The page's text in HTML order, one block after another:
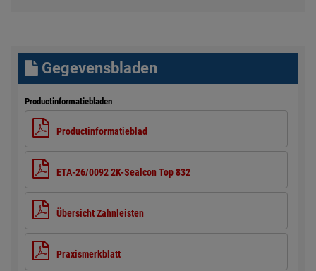
Gegevensbladen
Productinformatiebladen
Productinformatieblad
ETA-26/0092 2K-Sealcon Top 832
Übersicht Zahnleisten
Praxismerkblatt